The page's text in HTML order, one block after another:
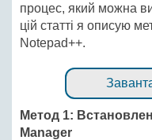
процес, який можна
цій статті я описую
Notepad++.
Метод 1:
Manager